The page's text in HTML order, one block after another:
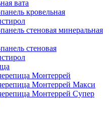
вата
кровельная
стеновая минеральная
стеновая
Монтеррей
Монтеррей Макси
Монтеррей Супер